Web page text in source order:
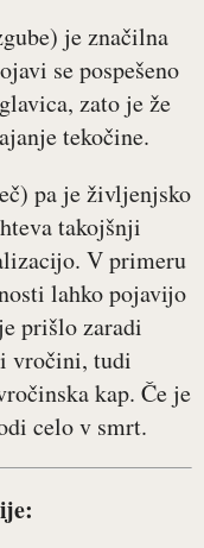
je značilna
se pospešeno
zato je že
tekočine.
pa je življenjsko
takojšnji
V primeru
lahko pojavijo
prišlo zaradi
vročini, tudi
kap. Če je
celo v smrt.